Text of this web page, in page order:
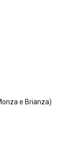
e Brianza)